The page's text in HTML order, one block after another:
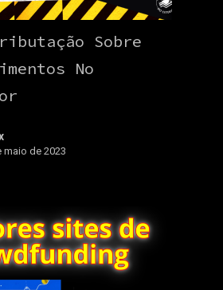
Sobre
No
maio de 2023